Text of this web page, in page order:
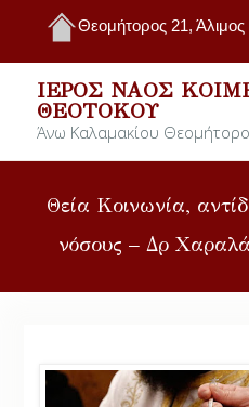
Θεομήτορος 21, Άλιμος
ΙΕΡΌΣ ΝΑΌΣ
ΘΕΟΤΌΚΟΥ
Άνω Καλαμακίου
Θεία Κοινωνία,
νόσους – Δρ